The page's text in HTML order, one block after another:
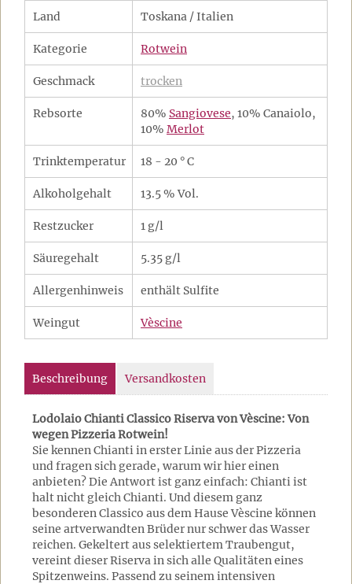
Land Toskana / Italien
Kategorie Rotwein
Geschmack trocken
Rebsorte 80% Sangiovese, 10% Canaiolo,
10% Merlot
Trinktemperatur 18 - 20 ° C
Alkoholgehalt 13.5 % Vol.
Restzucker 1 g/l
Säuregehalt 5.35 g/l
Allergenhinweis enthält Sulfite
Weingut Vèscine
Beschreibung Versandkosten
Lodolaio Chianti Classico Riserva von Vèscine: Von
wegen Pizzeria Rotwein!
Sie kennen Chianti in erster Linie aus der Pizzeria
und fragen sich gerade, warum wir hier einen
anbieten? Die Antwort ist ganz einfach: Chianti ist
halt nicht gleich Chianti. Und diesem ganz
besonderen Classico aus dem Hause Vèscine können
seine artverwandten Brüder nur schwer das Wasser
reichen. Gekeltert aus selektiertem Traubengut,
vereint dieser Riserva in sich alle Qualitäten eines
Spitzenweins. Passend zu seinem intensiven